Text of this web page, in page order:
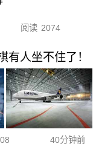
阅读 2074
有人坐不住了！
40分钟前